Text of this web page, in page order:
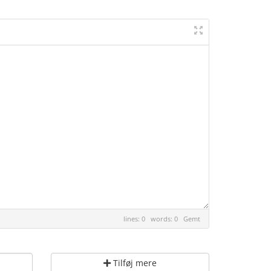
lines: 0 words: 0 Gemt
Tilføj mere